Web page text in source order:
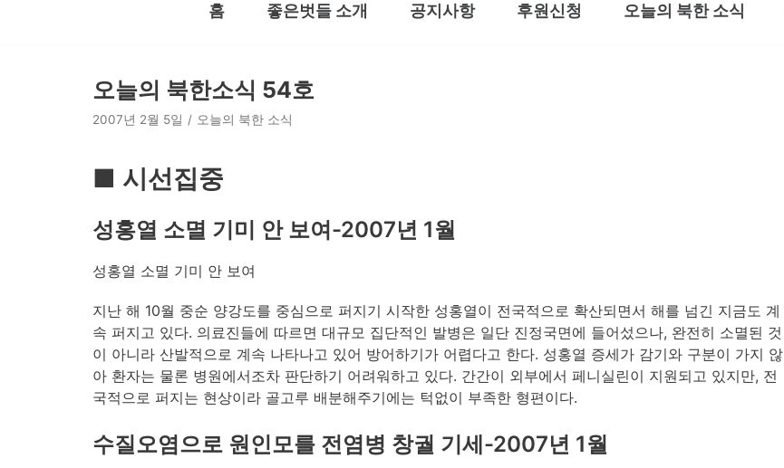
홈 좋은벗들 소개 공지사항 후원신청 오늘의 북한 소식
오늘의 북한소식 54호
2007년 2월 5일 오늘의 북한 소식
■ 시선집중
성홍열 소멸 기미 안 보여-2007년 1월
성홍열 소멸 기미 안 보여
지난 해 10월 중순 양강도를 중심으로 퍼지기 시작한 성홍열이 전국적으로 확산되면서 해를 넘긴 지금도 계
속 퍼지고 있다. 의료진들에 따르면 대규모 집단적인 발병은 일단 진정국면에 들어섰으나, 완전히 소멸된 것
이 아니라 산발적으로 계속 나타나고 있어 방어하기가 어렵다고 한다. 성홍열 증세가 감기와 구분이 가지 않
아 환자는 물론 병원에서조차 판단하기 어려워하고 있다. 간간이 외부에서 페니실린이 지원되고 있지만, 전
국적으로 퍼지는 현상이라 골고루 배분해주기에는 턱없이 부족한 형편이다.
수질오염으로 원인모를 전염병 창궐 기세-2007년 1월